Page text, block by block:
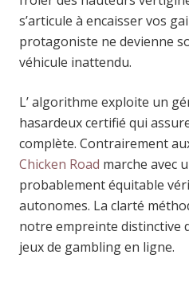
s’articule à encaisser vos
protagoniste ne devienne
véhicule inattendu.
L’ algorithme exploite un
hasardeux certifié qui
complète. Contrairement
Chicken Road marche avec
probablement équitable
autonomes. La clarté
notre empreinte distinctive
jeux de gambling en ligne.